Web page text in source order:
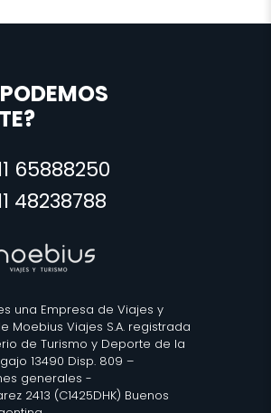
65888250
48238788
una Empresa de Viajes y
Moebius Viajes S.A. registrada
de Turismo y Deporte de la
13490 Disp. 809 –
generales -
2413 (C1425DHK) Buenos